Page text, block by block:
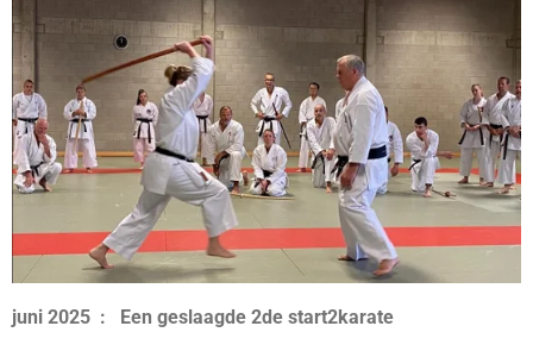
juni 2025 : Een geslaagde 2de start2karate